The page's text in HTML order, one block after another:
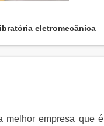
eletromecânica
melhor empresa que é